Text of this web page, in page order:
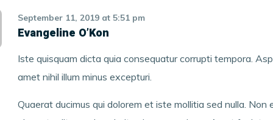
September 11, 2019 at 5:51 pm
Evangeline O’Kon
Iste quisquam dicta quia consequatur corrupti tempora.
amet nihil illum minus excepturi.
Quaerat ducimus qui dolorem et iste mollitia sed nulla. Non